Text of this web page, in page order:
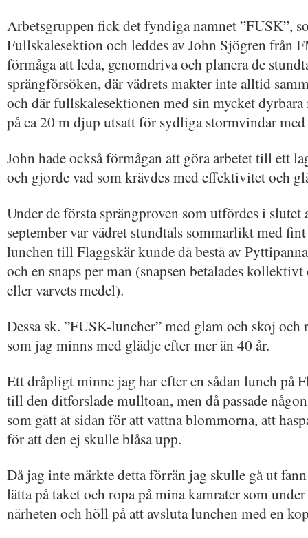
Arbetsgruppen fick det fyndiga namnet ”FUSK”,
Fullskalesektion och leddes av John Sjögren från
förmåga att leda, genomdriva och planera de
sprängförsöken, där vädrets makter inte alltid
och där fullskalesektionen med sin mycket
på ca 20 m djup utsatt för sydliga stormvindar
John hade också förmågan att göra arbetet till ett
och gjorde vad som krävdes med effektivitet och
Under de första sprängproven som utfördes i slutet
september var vädret stundtals sommarlikt med
lunchen till Flaggskär kunde då bestå av
och en snaps per man (snapsen betalades kollektivt
eller varvets medel).
Dessa sk. ”FUSK-luncher” med glam och skoj
som jag minns med glädje efter mer än 40 år.
Ett dråpligt minne jag har efter en sådan lunch på
till den ditforslade mulltoan, men då passade
som gått åt sidan för att vattna blommorna, att
för att den ej skulle blåsa upp.
Då jag inte märkte detta förrän jag skulle gå ut
lätta på taket och ropa på mina kamrater som
närheten och höll på att avsluta lunchen med en